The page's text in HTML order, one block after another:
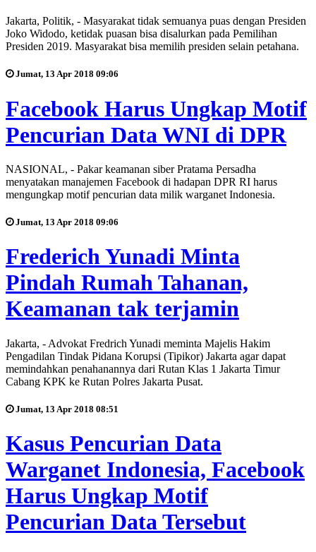
Jakarta, Politik, - Masyarakat tidak semuanya puas dengan Presiden
Joko Widodo, ketidak puasan bisa disalurkan pada Pemilihan
Presiden 2019. Masyarakat bisa memilih presiden selain petahana.
Jumat, 13 Apr 2018 09:06
Facebook Harus Ungkap Motif
Pencurian Data WNI di DPR
NASIONAL, - Pakar keamanan siber Pratama Persadha
menyatakan manajemen Facebook di hadapan DPR RI harus
mengungkap motif pencurian data milik warganet Indonesia.
Jumat, 13 Apr 2018 09:06
Frederich Yunadi Minta
Pindah Rumah Tahanan,
Keamanan tak terjamin
Jakarta, - Advokat Fredrich Yunadi meminta Majelis Hakim
Pengadilan Tindak Pidana Korupsi (Tipikor) Jakarta agar dapat
memindahkan penahanannya dari Rutan Klas 1 Jakarta Timur
Cabang KPK ke Rutan Polres Jakarta Pusat.
Jumat, 13 Apr 2018 08:51
Kasus Pencurian Data
Warganet Indonesia, Facebook
Harus Ungkap Motif
Pencurian Data Tersebut